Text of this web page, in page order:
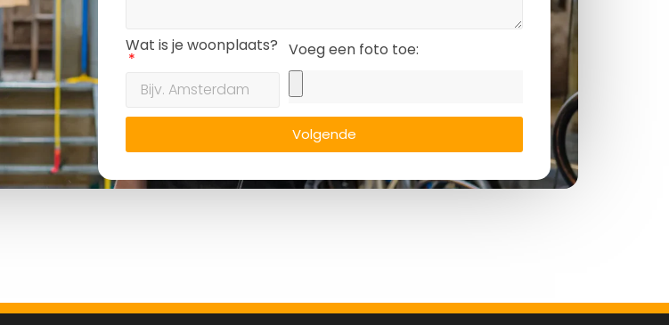
Wat is je woonplaats? Voeg een foto toe:
Volgende